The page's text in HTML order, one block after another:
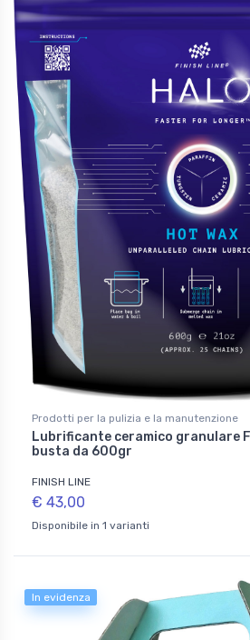
Prodotti per la pulizia e la manutenzione
Lubrificante ceramico granulare
busta da 600gr
FINISH LINE
€ 43,00
Disponibile in 1 varianti
In evidenza